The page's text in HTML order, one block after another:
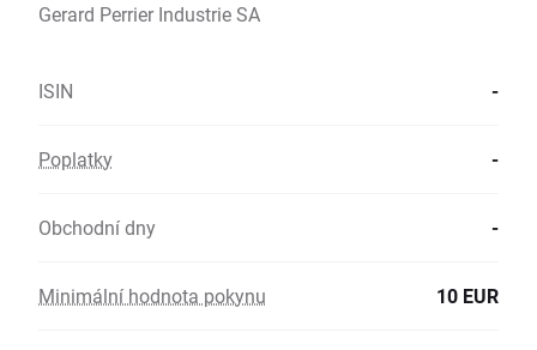
Gerard Perrier Industrie SA
ISIN -
Poplatky -
Obchodní dny -
Minimální hodnota pokynu 10 EUR